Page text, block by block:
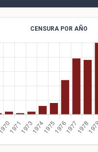
CENSURA POR AÑO